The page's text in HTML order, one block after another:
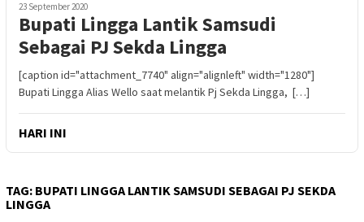
23 September 2020
Bupati Lingga Lantik Samsudi
Sebagai PJ Sekda Lingga
[caption id="attachment_7740" align="alignleft" width="1280"]
Bupati Lingga Alias Wello saat melantik Pj Sekda Lingga, […]
HARI INI
TAG: BUPATI LINGGA LANTIK SAMSUDI SEBAGAI PJ SEKDA
LINGGA